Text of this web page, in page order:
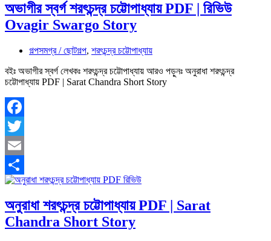
অভাগীর স্বর্গ শরৎচন্দ্র চট্টোপাধ্যায় PDF | রিভিউ
Ovagir Swargo Story
গল্পসমগ্র / ছোটগল্প, শরৎচন্দ্র চট্টোপাধ্যায়
বইঃ অভাগীর স্বর্গ লেখকঃ শরৎচন্দ্র চট্টোপাধ্যায় আরও পড়ুনঃ অনুরাধা শরৎচন্দ্র
চট্টোপাধ্যায় PDF | Sarat Chandra Short Story
Facebook
Twitter
Email
Share
অনুরাধা শরৎচন্দ্র চট্টোপাধ্যায় PDF | Sarat
Chandra Short Story